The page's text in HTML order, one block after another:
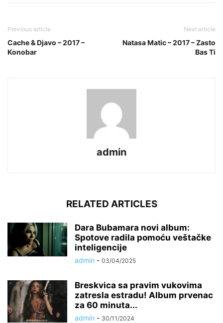
Previous article
Cache & Djavo – 2017 –
Konobar
Next article
Natasa Matic – 2017 – Zasto
Bas Ti
admin
RELATED ARTICLES
Dara Bubamara novi album:
Spotove radila pomoću veštačke
inteligencije
admin - 03/04/2025
Breskvica sa pravim vukovima
zatresla estradu! Album prvenac
za 60 minuta...
admin - 30/11/2024